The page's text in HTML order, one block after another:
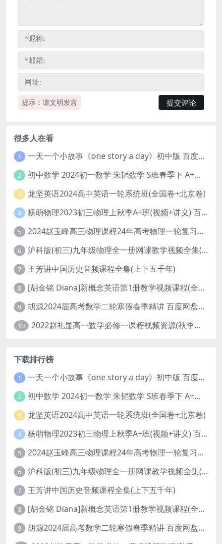
提示：请文明发言
很多人在看
1 一天一个小故事《one story a day》初中版 百度网盘分享下载
2 初中数学 2024初一数学 朱韬数学 S班春季下 A+班春季下 百度云网盘
3 龙坚英语2024高中英语一轮系统班(全国卷+北京卷)
4 杨萌物理2023初三物理上秋季A+班(视频+讲义) 百度网盘分享
5 2024赵玉峰高三物理课程24年高考物理一轮复习网课教程
6 沪科版(初三)九年级物理全一册网课教学视频全集(录播版 杜春雨 66讲)
7 王芳讲中国历史音频课程全集(上下五千年)
8 [胡金铭 Diana]新概念英语第1册教学视频课程(全集 百度网盘下载)
9 胡源2024届高考数学二轮寒假春季精讲 百度网盘分享
10 2022赵礼显高一数学必修一课程视频资源(秋季班 含讲义)百度网盘云
下载排行榜
1 一天一个小故事《one story a day》初中版 百度网盘分享下载
2 初中数学 2024初一数学 朱韬数学 S班春季下 A+班春季下 百度云网盘
3 龙坚英语2024高中英语一轮系统班(全国卷+北京卷)
4 杨萌物理2023初三物理上秋季A+班(视频+讲义) 百度网盘分享
5 2024赵玉峰高三物理课程24年高考物理一轮复习网课教程
6 沪科版(初三)九年级物理全一册网课教学视频全集(录播版 杜春雨 66讲)
7 王芳讲中国历史音频课程全集(上下五千年)
8 [胡金铭 Diana]新概念英语第1册教学视频课程(全集 百度网盘下载)
9 胡源2024届高考数学二轮寒假春季精讲 百度网盘分享